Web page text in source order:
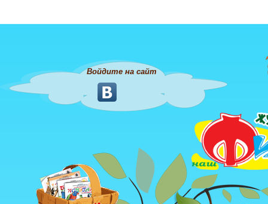
Войдите на сайт